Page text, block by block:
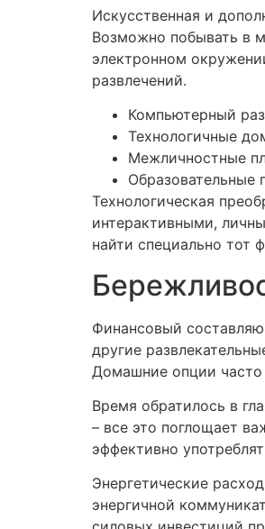
Искусственная и
Возможно побывать в
электронном
развлечений.
Компьютерный
Технологичные
Межличностные
Образовательные
Технологическая
интерактивными,
найти специально тот
Финансовый
другие
Домашние опции часто
Время обратилось в
– все это поглощает
эффективно
Энергетические
энергичной